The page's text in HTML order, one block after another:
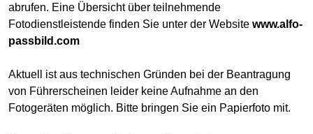
abrufen. Eine Übersicht über teilnehmende
Fotodienstleistende finden Sie unter der Website www.alfo-
passbild.com
Aktuell ist aus technischen Gründen bei der Beantragung
von Führerscheinen leider keine Aufnahme an den
Fotogeräten möglich. Bitte bringen Sie ein Papierfoto mit.